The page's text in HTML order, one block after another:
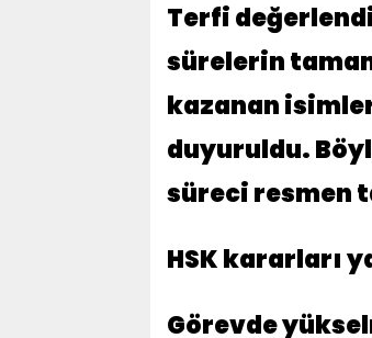
Terfi
sürelerin
kazanan
duyuruldu.
süreci resmen
HSK kararları
Görevde